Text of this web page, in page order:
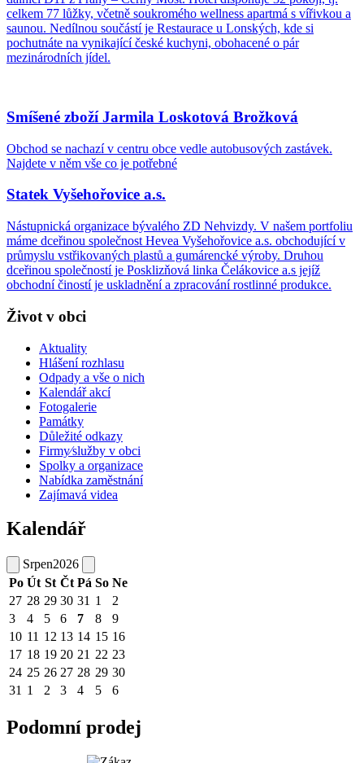
celkem 77 lůžky, včetně soukromého wellness apartmá s vířivkou a
saunou. Nedílnou součástí je Restaurace u Lonských, kde si
pochutnáte na vynikající české kuchyni, obohacené o pár
mezinárodních jídel.
Smíšené zboží Jarmila Loskotová Brožková
Obchod se nachazí v centru obce vedle autobusových zastávek.
Najdete v něm vše co je potřebné
Statek Vyšehořovice a.s.
Nástupnická organizace bývalého ZD Nehvizdy. V našem portfoliu
máme dceřinou společnost Hevea Vyšehořovice a.s. obchodující v
průmyslu vstřikovaných plastů a gumárencké výroby. Druhou
dceřinou společností je Posklizňová linka Čelákovice a.s jejíž
obchodní čiností je uskladnění a zpracování rostlinné produkce.
Život v obci
Aktuality
Hlášení rozhlasu
Odpady a vše o nich
Kalendář akcí
Fotogalerie
Památky
Důležité odkazy
Firmy⁄služby v obci
Spolky a organizace
Nabídka zaměstnání
Zajímavá videa
Kalendář
Srpen2026
Po Út St Čt Pá So Ne
27 28 29 30 31 1
2
3
4 5 6 7 8
9
10 11 12 13 14 15 16
17 18 19 20 21 22 23
24 25 26 27 28 29 30
31 1 2 3 4 5 6
Podomní prodej